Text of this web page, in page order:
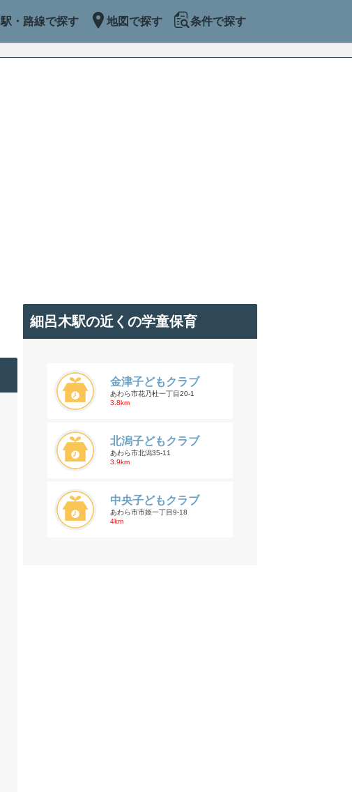
駅・路線で探す 地図で探す 条件で探す
細呂木駅の近くの学童保育
金津子どもクラブ
あわら市花乃杜一丁目20-1
3.8km
北潟子どもクラブ
あわら市北潟35-11
3.9km
中央子どもクラブ
あわら市市姫一丁目9-18
4km